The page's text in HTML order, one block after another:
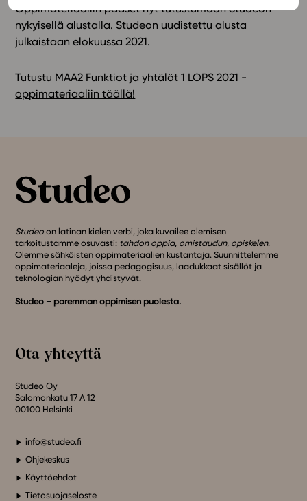
Oppimateriaaliin pääset nyt tutustumaan Studeon
nykyisellä alustalla. Studeon uudistettu alusta
julkaistaan elokuussa 2021.
Tutustu MAA2 Funktiot ja yhtälöt 1 LOPS 2021 -
oppimateriaaliin täällä!
Studeo on latinan kielen verbi, joka kuvailee olemisen
tarkoitustamme osuvasti: tahdon oppia, omistaudun, opiskelen.
Olemme sähköisten oppimateriaalien kustantaja. Suunnittelemme
oppimateriaaleja, joissa pedagogisuus, laadukkaat sisällöt ja
teknologian hyödyt yhdistyvät.
Studeo – paremman oppimisen puolesta.
Ota yhteyttä
Studeo Oy
Salomonkatu 17 A 12
00100 Helsinki
info@studeo.fi
Ohjekeskus
Käyttöehdot
Tietosuojaseloste